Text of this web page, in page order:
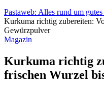
Pastaweb: Alles rund um gutes
Kurkuma richtig zubereiten:
Gewürzpulver
Magazin
Kurkuma richtig
frischen Wurzel